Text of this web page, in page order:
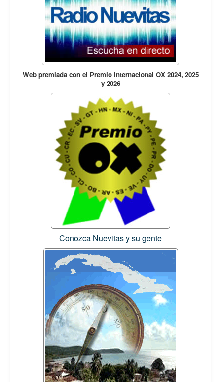
Web premiada con el Premio Internacional OX 2024, 2025
y 2026
Conozca Nuevitas y su gente